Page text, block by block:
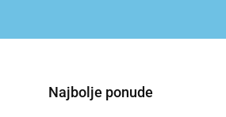
Najbolje ponude